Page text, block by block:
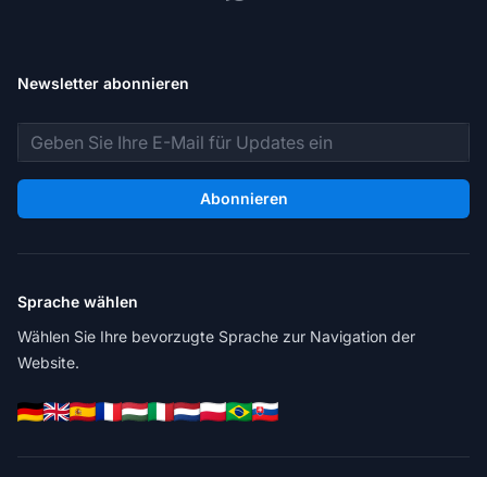
Newsletter abonnieren
E-Mail-Adresse
Abonnieren
Sprache wählen
Wählen Sie Ihre bevorzugte Sprache zur Navigation der
Website.